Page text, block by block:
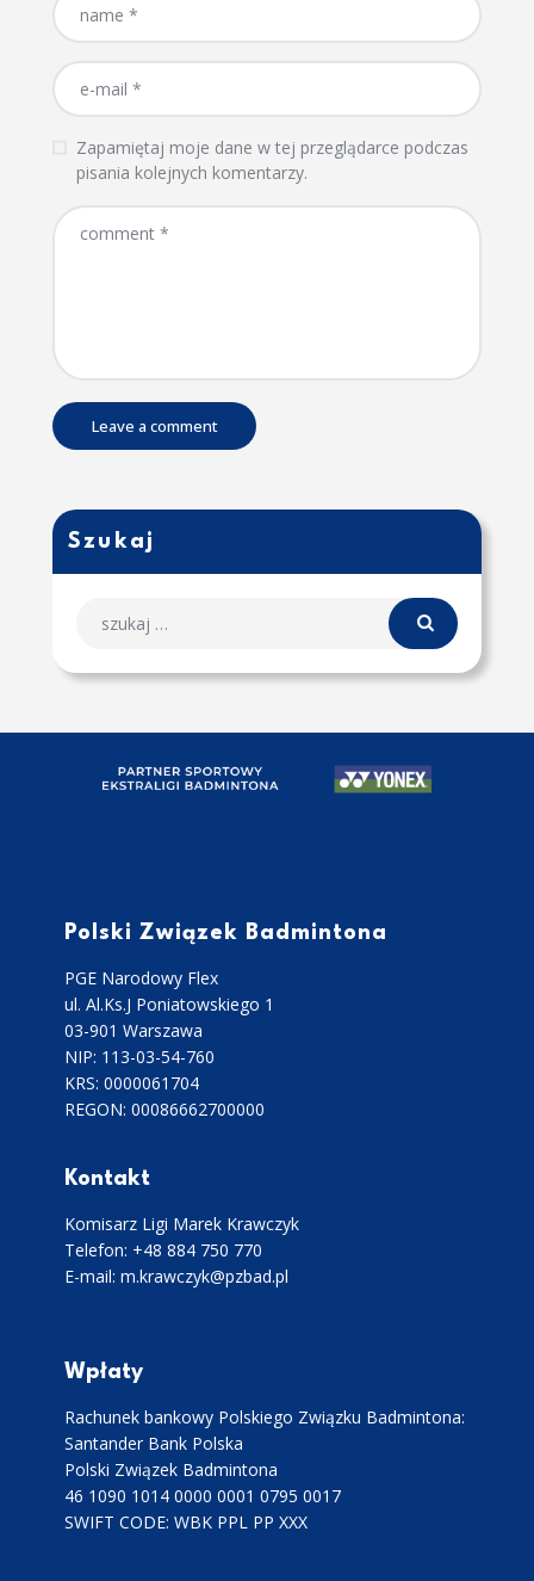
Zapamiętaj moje dane w tej przeglądarce podczas
pisania kolejnych komentarzy.
Szukaj
Polski Związek Badmintona
PGE Narodowy Flex
ul. Al.Ks.J Poniatowskiego 1
03-901 Warszawa
NIP: 113-03-54-760
KRS: 0000061704
REGON: 00086662700000
Kontakt
Komisarz Ligi Marek Krawczyk
Telefon: +48 884 750 770
E-mail: m.krawczyk@pzbad.pl
Wpłaty
Rachunek bankowy Polskiego Związku Badmintona:
Santander Bank Polska
Polski Związek Badmintona
46 1090 1014 0000 0001 0795 0017
SWIFT CODE: WBK PPL PP XXX